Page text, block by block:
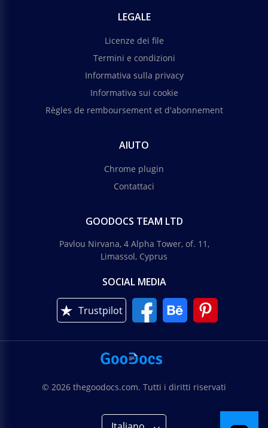
LEGALE
Licenze dei file
Termini e condizioni
Informativa sulla privacy
Informativa sui cookie
Règles de remboursement et d'abonnement
AIUTO
Chrome plugin
Contattaci
GOODOCS TEAM LTD
Pavlou Nirvana, 4 Alpha Tower, of. 11,
Limassol, Cyprus
SOCIAL MEDIA
Trustpilot
© 2026 thegoodocs.com. Tutti i diritti riservati